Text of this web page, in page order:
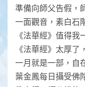
準備向師父告假，
一面觀音，素白石
《法華經》值得
《法華經》太厚了
一月就是一部，自
葉金鳳每日攝受佛